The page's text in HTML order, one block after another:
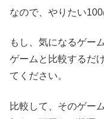
なので、やりたい
もし、気になるゲー
ゲームと比較するだ
てください。
比較して、そのゲー